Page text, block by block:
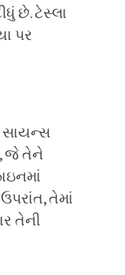
છે. ટેસ્લા
પર
સાયન્સ
જે તેને
તેમાં
તેની